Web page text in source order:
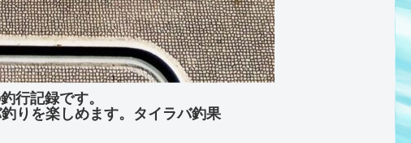
行記録です。
りを楽しめます。タイラバ釣果